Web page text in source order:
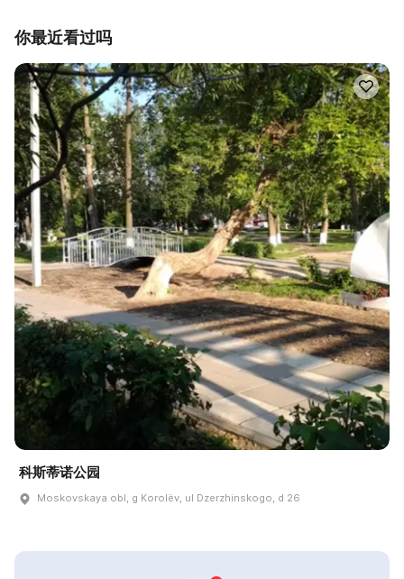
你最近看过吗
科斯蒂诺公园
Moskovskaya obl, g Korolëv, ul Dzerzhinskogo, d 26